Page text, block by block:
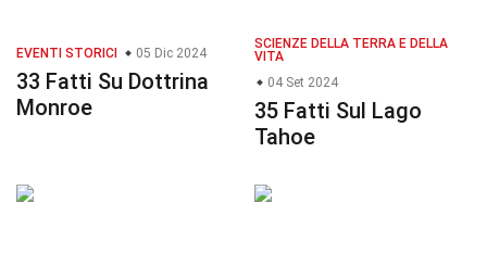
EVENTI STORICI 05 Dic 2024
33 Fatti Su Dottrina
Monroe
SCIENZE DELLA TERRA E DELLA
VITA
04 Set 2024
35 Fatti Sul Lago
Tahoe